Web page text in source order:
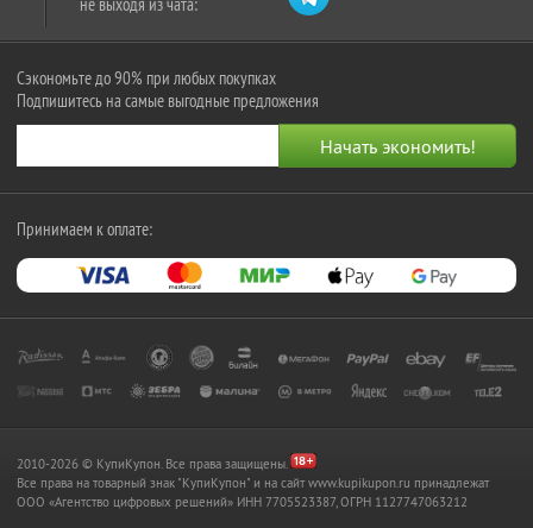
Сэкономьте до 90% при любых покупках
Подпишитесь на самые выгодные предложения
Принимаем к оплате:
2010-2026 © КупиКупон. Все права защищены.
Все права на товарный знак "КупиКупон" и на сайт www.kupikupon.ru принадлежат
OOO «Агентство цифровых решений» ИНН 7705523387, ОГРН 1127747063212